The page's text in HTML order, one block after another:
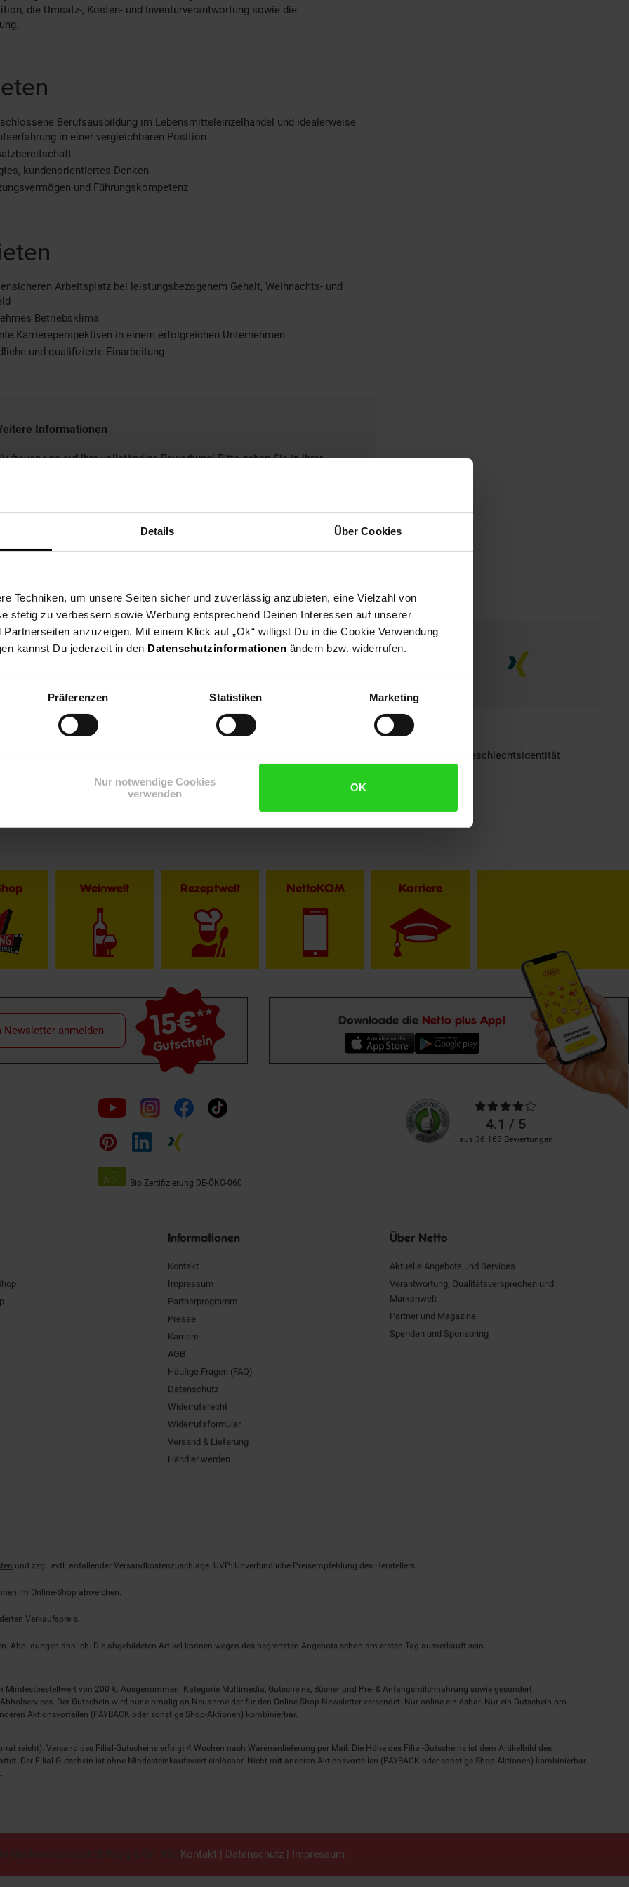
Details Über Cookies
Techniken, um unsere Seiten sicher und zuverlässig anzubieten, eine Vielzahl von
stetig zu verbessern sowie Werbung entsprechend Deinen Interessen auf unserer
anzuzeigen. Mit einem Klick auf „Ok“ willigst Du in die Cookie Verwendung
kannst Du jederzeit in den Datenschutzinformationen ändern bzw. widerrufen.
Präferenzen Statistiken Marketing
Nur notwendige Cookies
verwenden
OK
die Umsatz-, Kosten- und Inventurverantwortung sowie die
Berufsausbildung im Lebensmitteleinzelhandel und idealerweise
in einer vergleichbaren Position
kundenorientiertes Denken
und Führungskompetenz
Arbeitsplatz bei leistungsbezogenem Gehalt, Weihnachts- und
Betriebsklima
Karriereperspektiven in einem erfolgreichen Unternehmen
und qualifizierte Einarbeitung
Informationen
freuen uns auf Ihre vollständige Bewerbung! Bitte geben Sie in Ihrer
im Textverlauf die männliche Form der Anrede. Selbstverständlich sind bei Netto Menschen jeder Geschlechtsidentität
Weinwelt Rezeptwelt NettoKOM Karriere
15€**
Gutschein
Newsletter anmelden
Downloade die Netto plus App!
Folge
uns
auf
Bio Zertifizierung DE-ÖKO-060
Unsere
Kundenbewertungen
Durchschnittliche
Bewertungen4.1 / 5
aus 36.168 Bewertungen
Informationen
Kontakt
Impressum
Partnerprogramm
Presse
Karriere
AGB
Häufige Fragen (FAQ)
Datenschutz
Widerrufsrecht
Widerrufsformular
Versand & Lieferung
Händler werden
Über Netto
Aktuelle Angebote und Services
Verantwortung, Qualitätsversprechen und
Markenwelt
Partner und Magazine
Spenden und Sponsoring
und zzgl. evtl. anfallender Versandkostenzuschläge. UVP: Unverbindliche Preisempfehlung des Herstellers.
im Online-Shop abweichen.
Verkaufspreis.
Abbildungen ähnlich. Die abgebildeten Artikel können wegen des begrenzten Angebots schon am ersten Tag ausverkauft sein.
von 200 €. Ausgenommen: Kategorie Multimedia, Gutscheine, Bücher und Pre- & Anfangsmilchnahrung sowie gesondert
Der Gutschein wird nur einmalig an Neuanmelder für den Online-Shop-Newsletter versendet. Nur online einlösbar. Nur ein Gutschein pro
Aktionsvorteilen (PAYBACK oder sonstige Shop-Aktionen) kombinierbar.
reicht). Versand des Filial-Gutscheins erfolgt 4 Wochen nach Warenanlieferung per Mail. Die Höhe des Filial-Gutscheins ist dem Artikelbild des
Der Filial-Gutschein ist ohne Mindesteinkaufswert einlösbar. Nicht mit anderen Aktionsvorteilen (PAYBACK oder sonstige Shop-Aktionen) kombinierbar.